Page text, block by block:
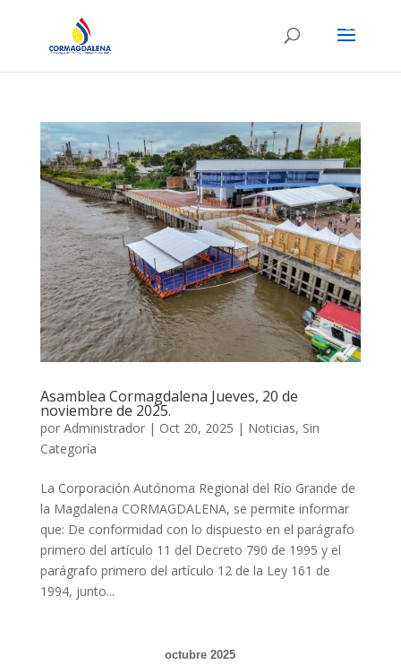
Asamblea Cormagdalena Jueves, 20 de
noviembre de 2025.
por Administrador| Oct 20, 2025 | Noticias, Sin
Categoría
La Corporación Autónoma Regional del Río Grande de
la Magdalena CORMAGDALENA, se permite informar
que: De conformidad con lo dispuesto en el parágrafo
primero del artículo 11 del Decreto 790 de 1995 y el
parágrafo primero del artículo 12 de la Ley 161 de
1994, junto...
octubre 2025